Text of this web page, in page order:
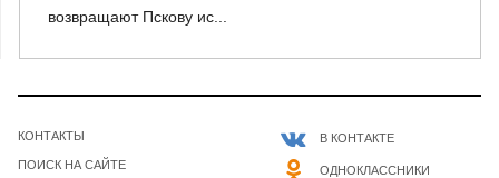
возвращают Пскову ис...
КОНТАКТЫ
ПОИСК НА САЙТЕ
В КОНТАКТЕ
ОДНОКЛАССНИКИ